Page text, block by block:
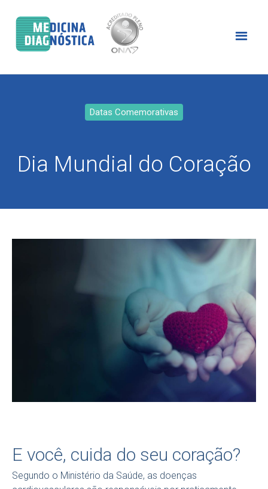
Datas Comemorativas
Dia Mundial do Coração
E você, cuida do seu coração?
Segundo o Ministério da Saúde, as doenças